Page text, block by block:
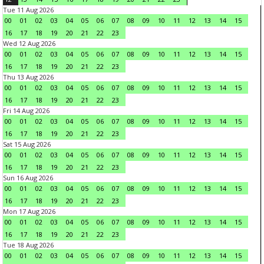
Tue 11 Aug 2026
00
01 02 03 04 05 06 07 08 09 10 11 12 13 14
15
16
17 18 19 20 21 22
23
Wed 12 Aug 2026
00
01 02 03 04 05 06 07 08 09 10 11 12 13 14
15
16
17 18 19 20 21 22
23
Thu 13 Aug 2026
00
01 02 03 04 05 06 07 08 09 10 11 12 13 14
15
16
17 18 19 20 21 22
23
Fri 14 Aug 2026
00
01 02 03 04 05 06 07 08 09 10 11 12 13 14
15
16
17 18 19 20 21 22
23
Sat 15 Aug 2026
00
01 02 03 04 05 06 07 08 09 10 11 12 13 14
15
16
17 18 19 20 21 22
23
Sun 16 Aug 2026
00
01 02 03 04 05 06 07 08 09 10 11 12 13 14
15
16
17 18 19 20 21 22
23
Mon 17 Aug 2026
00
01 02 03 04 05 06 07 08 09 10 11 12 13 14
15
16
17 18 19 20 21 22
23
Tue 18 Aug 2026
00
01 02 03 04 05 06 07 08 09 10 11 12 13 14
15